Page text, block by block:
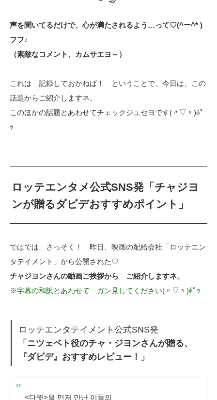
声を聞いてるだけで、心が満たされるよう…って♡(^ー^* )
フフ♪
（素敵なコメント、カムサエヨ～）
これは 記録しておかねば！ ということで、今日は、この
話題からご紹介しますネ。
このほかの話題とあわせてチェックジュセヨです(〃▽〃)ﾎﾟ
ｯ
ロッテエンタメ公式SNS発「チャジヨ
ンが贈るダビデおすすめポイント」
ではでは さっそく！ 昨日、映画の配給会社「ロッテエン
タテイメント」から公開された♡
チャジヨンさんの動画ご挨拶から ご紹介しますネ。
※字幕の和訳とあわせて ガン見してください(〃▽〃)ﾎﾟｯ
ロッテエンタテイメント公式SNS発
「ニツェベト役のチャ・ジヨンさんが贈る、
『ダビデ』おすすめレビュー！」
<다윗>을 먼저 만난 이들의